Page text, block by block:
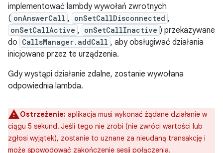
implementować lambdy wywołań zwrotnych
( onAnswerCall , onSetCallDisconnected ,
onSetCallActive , onSetCallInactive ) przekazywane
do CallsManager.addCall , aby obsługiwać działania
inicjowane przez te urządzenia.
Gdy wystąpi działanie zdalne, zostanie wywołana
odpowiednia lambda.
Ostrzeżenie: aplikacja musi wykonać żądane działanie w
ciągu 5 sekund. Jeśli tego nie zrobi (nie zwróci wartości lub
zgłosi wyjątek), zostanie to uznane za nieudaną transakcję i
może spowodować zakończenie sesji połączenia.